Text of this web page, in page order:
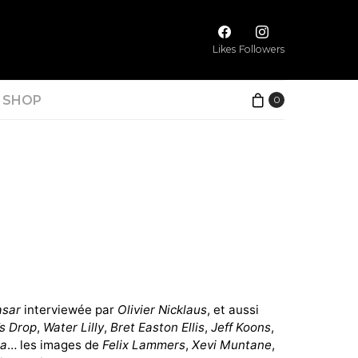
Likes Followers
SHOP 0
interviewée par Olivier Nicklaus, et aussi
Drop, Water Lilly,Bret Easton Ellis,Jeff Koons,
… les images deFelix Lammers,Xevi Muntane,